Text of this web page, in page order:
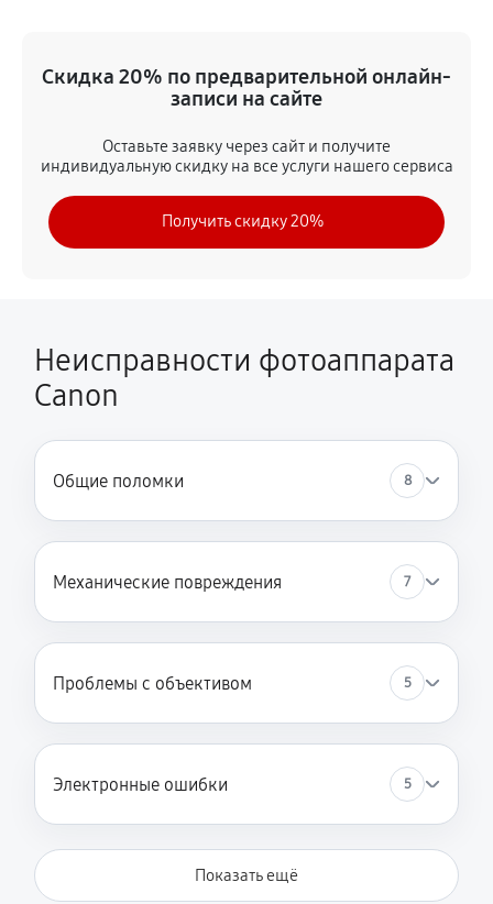
2430 руб 60 минут
Замена устройства стабилизации
2570 руб 60 минут
Замена фокусировочного экрана
Замена материнской платы
2970 руб
3510 руб 60 минут
Скидка 20% по предварительной онлайн-
записи на сайте
Оставьте заявку через сайт и получите
индивидуальную скидку на все услуги нашего сервиса
Получить скидку 20%
Неисправности фотоаппарата
Canon
Общие поломки 8
Механические повреждения 7
Проблемы с объективом 5
Электронные ошибки 5
Показать ещё